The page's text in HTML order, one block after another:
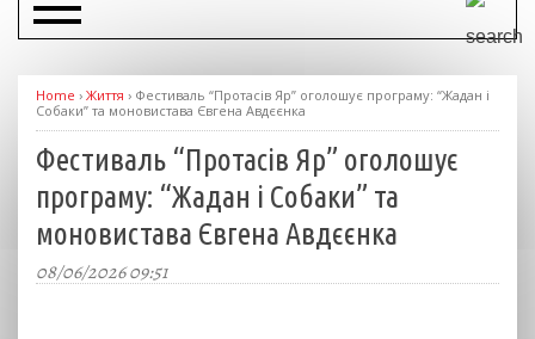
Home › Життя › Фестиваль “Протасів Яр” оголошує програму: “Жадан і
Собаки” та моновистава Євгена Авдєєнка
Фестиваль “Протасів Яр” оголошує
програму: “Жадан і Собаки” та
моновистава Євгена Авдєєнка
08/06/2026 09:51